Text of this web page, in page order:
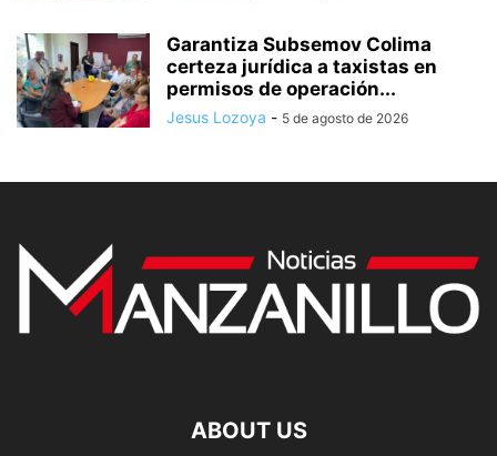
Garantiza Subsemov Colima
certeza jurídica a taxistas en
permisos de operación...
Jesus Lozoya - 5 de agosto de 2026
ABOUT US